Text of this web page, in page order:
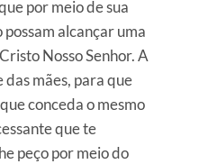
por meio de sua
alcançar uma
Nosso Senhor. A
mães, para que
conceda o mesmo
que te
peço por meio do